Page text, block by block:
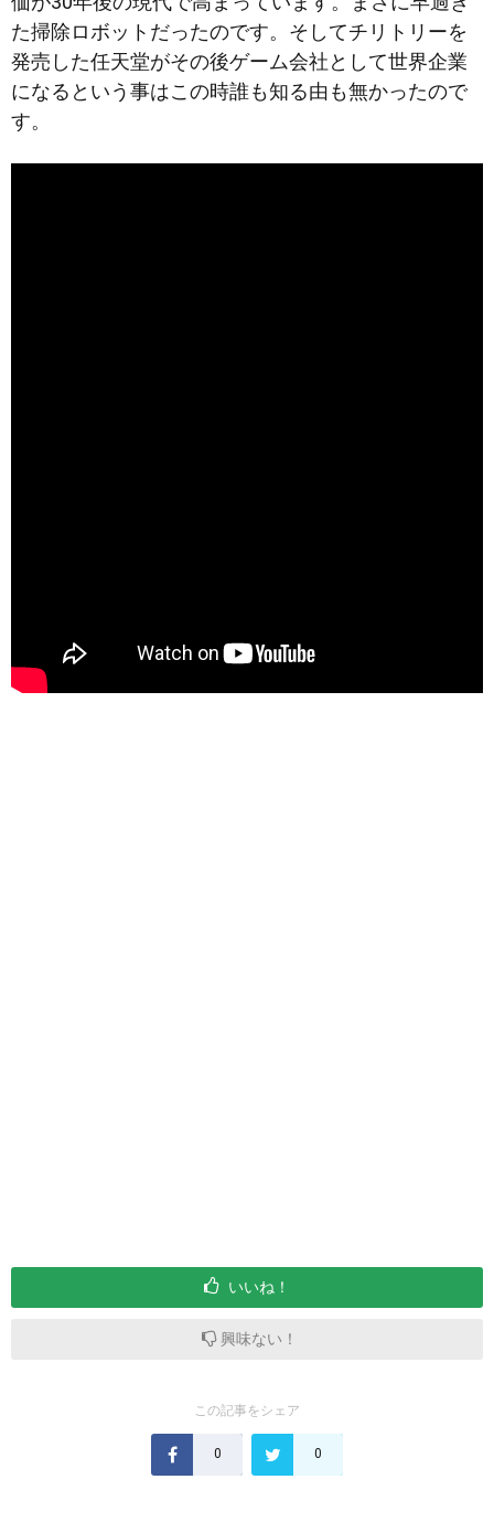
た掃除ロボットだったのです。そしてチリトリーを
発売した任天堂がその後ゲーム会社として世界企業
になるという事はこの時誰も知る由も無かったので
す。
いいね！
興味ない！
この記事をシェア
0 0